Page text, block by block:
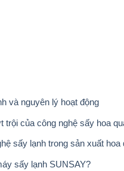
và nguyên lý hoạt động
của công nghệ sấy hoa
sấy lạnh trong sản xuất hoa
sấy lạnh SUNSAY?